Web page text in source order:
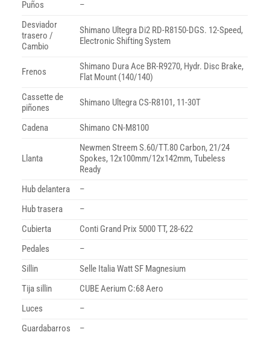
Puños
–
Desviador
trasero /
Cambio
Shimano Ultegra Di2 RD-R8150-DGS. 12-Speed,
Electronic Shifting System
Frenos
Shimano Dura Ace BR-R9270, Hydr. Disc Brake,
Flat Mount (140/140)
Cassette de
piñones
Shimano Ultegra CS-R8101, 11-30T
Cadena Shimano CN-M8100
Llanta
Newmen Streem S.60/TT.80 Carbon, 21/24
Spokes, 12x100mm/12x142mm, Tubeless
Ready
Hub delantera
–
Hub trasera
–
Cubierta
Conti Grand Prix 5000 TT, 28-622
Pedales
–
Sillin
Selle Italia Watt SF Magnesium
Tija sillin
CUBE Aerium C:68 Aero
Luces
–
Guardabarros
–